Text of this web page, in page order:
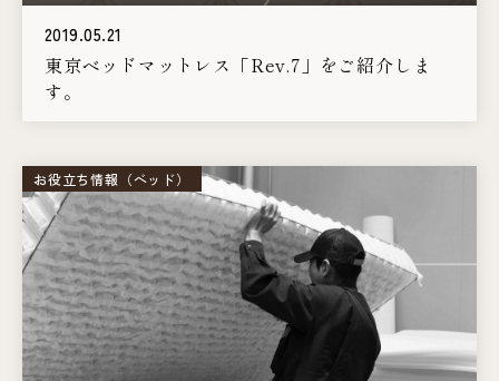
2019.05.21
東京ベッドマットレス「Rev.7」をご紹介しま
す。
お役立ち情報（ベッド）